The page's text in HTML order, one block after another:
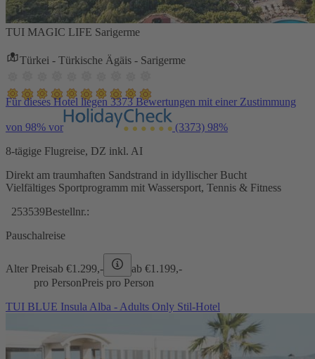
TUI MAGIC LIFE Sarigerme
Türkei - Türkische Ägäis - Sarigerme
Für dieses Hotel liegen 3373 Bewertungen mit einer Zustimmung
von 98% vor (3373) 98%
8-tägige Flugreise, DZ inkl. AI
Direkt am traumhaften Sandstrand in idyllischer Bucht
Vielfältiges Sportprogramm mit Wassersport, Tennis & Fitness
253539Bestellnr.:
Pauschalreise
Alter Preisab €1.299,- ab €1.199,-
pro PersonPreis pro Person
TUI BLUE Insula Alba - Adults Only Stil-Hotel